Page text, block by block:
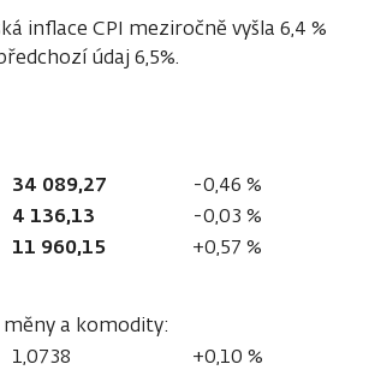
CPI meziročně vyšla 6,4 %
údaj 6,5%.
34 089,27
-0,46 %
4 136,13
-0,03 %
11 960,15 +0,57 %
a komodity:
1,0738
+0,10 %